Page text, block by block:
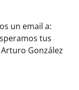
un email a:
tus
González